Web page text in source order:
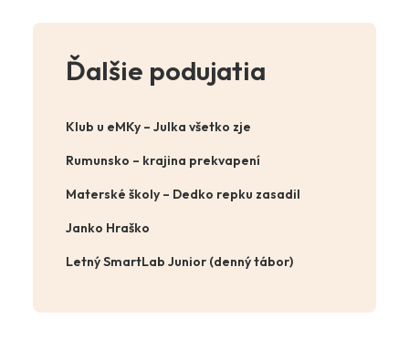
Ďalšie podujatia
Klub u eMKy – Julka všetko zje
Rumunsko – krajina prekvapení
Materské školy – Dedko repku zasadil
Janko Hraško
Letný SmartLab Junior (denný tábor)